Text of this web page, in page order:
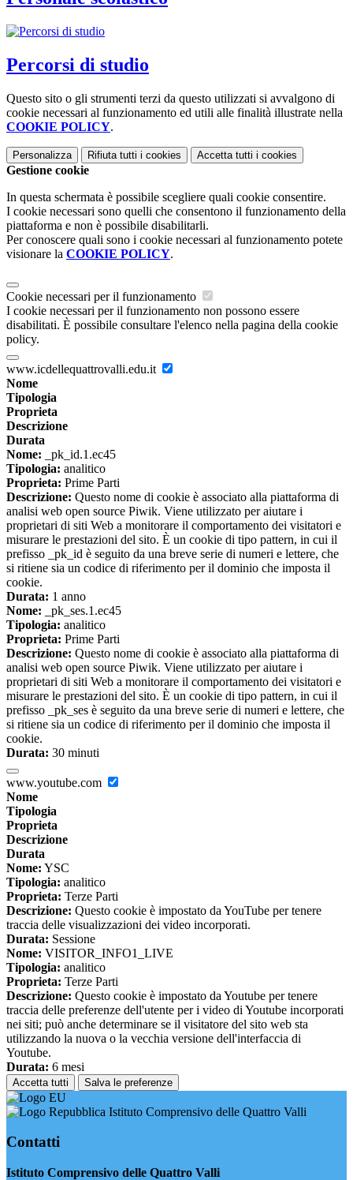
Percorsi di studio
Questo sito o gli strumenti terzi da questo utilizzati si avvalgono di
cookie necessari al funzionamento ed utili alle finalità illustrate nella
COOKIE POLICY.
Personalizza Rifiuta tutti i cookies Accetta tutti i cookies
Gestione cookie
In questa schermata è possibile scegliere quali cookie consentire.
I cookie necessari sono quelli che consentono il funzionamento della
piattaforma e non è possibile disabilitarli.
Per conoscere quali sono i cookie necessari al funzionamento potete
visionare la COOKIE POLICY.
Cookie necessari per il funzionamento
I cookie necessari per il funzionamento non possono essere
disabilitati. È possibile consultare l'elenco nella pagina della cookie
policy.
www.icdellequattrovalli.edu.it
Nome
Tipologia
Proprieta
Descrizione
Durata
Nome: _pk_id.1.ec45
Tipologia: analitico
Proprieta: Prime Parti
Descrizione: Questo nome di cookie è associato alla piattaforma di
analisi web open source Piwik. Viene utilizzato per aiutare i
proprietari di siti Web a monitorare il comportamento dei visitatori e
misurare le prestazioni del sito. È un cookie di tipo pattern, in cui il
prefisso _pk_id è seguito da una breve serie di numeri e lettere, che
si ritiene sia un codice di riferimento per il dominio che imposta il
cookie.
Durata: 1 anno
Nome: _pk_ses.1.ec45
Tipologia: analitico
Proprieta: Prime Parti
Descrizione: Questo nome di cookie è associato alla piattaforma di
analisi web open source Piwik. Viene utilizzato per aiutare i
proprietari di siti Web a monitorare il comportamento dei visitatori e
misurare le prestazioni del sito. È un cookie di tipo pattern, in cui il
prefisso _pk_ses è seguito da una breve serie di numeri e lettere, che
si ritiene sia un codice di riferimento per il dominio che imposta il
cookie.
Durata: 30 minuti
www.youtube.com
Nome
Tipologia
Proprieta
Descrizione
Durata
Nome: YSC
Tipologia: analitico
Proprieta: Terze Parti
Descrizione: Questo cookie è impostato da YouTube per tenere
traccia delle visualizzazioni dei video incorporati.
Durata: Sessione
Nome: VISITOR_INFO1_LIVE
Tipologia: analitico
Proprieta: Terze Parti
Descrizione: Questo cookie è impostato da Youtube per tenere
traccia delle preferenze dell'utente per i video di Youtube incorporati
nei siti; può anche determinare se il visitatore del sito web sta
utilizzando la nuova o la vecchia versione dell'interfaccia di
Youtube.
Durata: 6 mesi
Accetta tutti Salva le preferenze
Istituto Comprensivo delle Quattro Valli
Contatti
Istituto Comprensivo delle Quattro Valli